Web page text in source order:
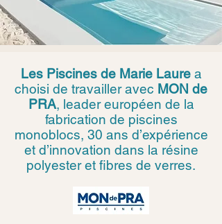
Les Piscines de Marie Laurea
choisi de travailler avec MON de
PRA, leader européen de la
fabrication de piscines
monoblocs, 30 ans d’expérience
et d’innovation dans la résine
polyester et fibres de verres.